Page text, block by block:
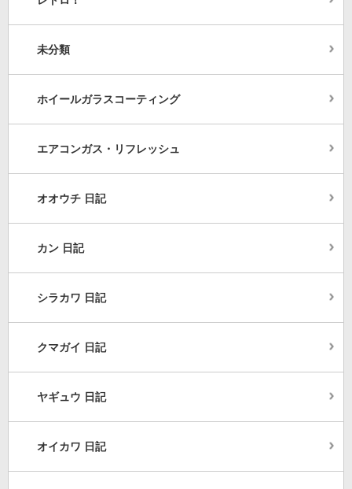
未分類
ホイールガラスコーティング
エアコンガス・リフレッシュ
オオウチ 日記
カン 日記
シラカワ 日記
クマガイ 日記
ヤギュウ 日記
オイカワ 日記